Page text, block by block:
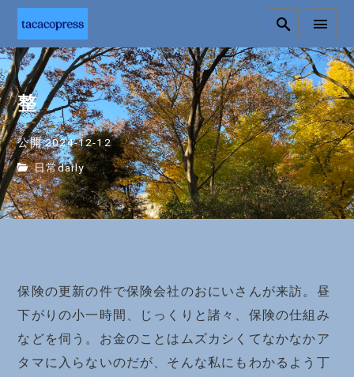
整
公開:2024-12-12
日常daily
保険の更新の件で保険会社のおにいさんが来訪。昼
下がりの小一時間、じっくりと諸々、保険の仕組み
などを伺う。お金のことはムズカシくてなかなかア
タマに入らないのだが、そんな私にもわかるよう丁